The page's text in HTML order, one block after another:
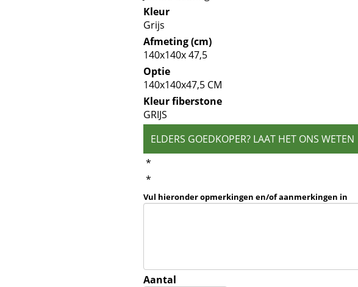
Kleur
Grijs
Afmeting (cm)
140x140x 47,5
Optie
140x140x47,5 CM
Kleur fiberstone
GRIJS
ELDERS GOEDKOPER? LAAT HET ONS WETEN
*
*
Vul hieronder opmerkingen en/of aanmerkingen in
Aantal